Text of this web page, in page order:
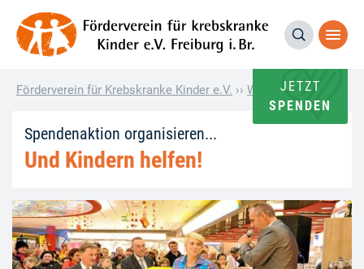
JETZT
SPENDEN
Förderverein für Krebskranke Kinder e.V. ›› Wie andere helfen
Spendenaktion organisieren...
Und Kindern helfen!